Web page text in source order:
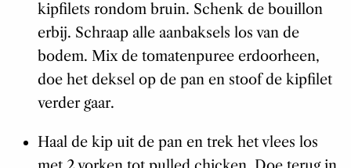
kipfilets rondom bruin. Schenk de bouillon
erbij. Schraap alle aanbaksels los van de
bodem. Mix de tomatenpuree erdoorheen,
doe het deksel op de pan en stoof de kipfilet
verder gaar.
Haal de kip uit de pan en trek het vlees los